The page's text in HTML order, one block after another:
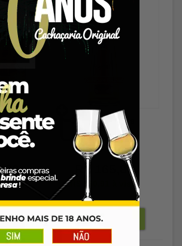
vista
R$ 165,89
R$ 160,91 à vista